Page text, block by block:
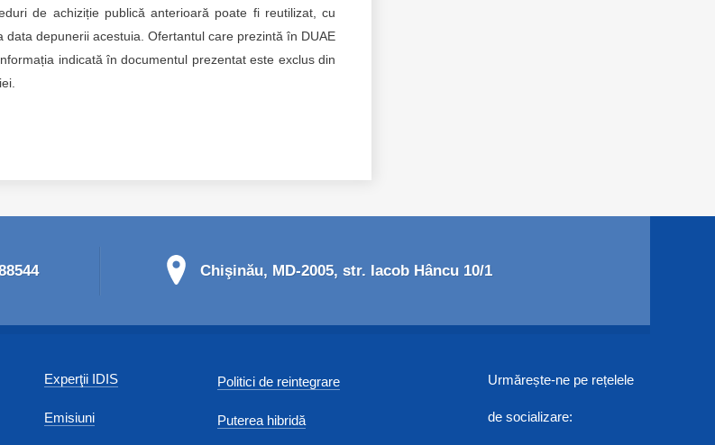
de achiziție publică anterioară poate fi reutilizat, cu
depunerii acestuia. Ofertantul care prezintă în DUAE
indicată în documentul prezentat este exclus din
Chişinău, MD-2005, str. Iacob Hâncu 10/1
Experţii IDIS
Emisiuni
Politici de reintegrare
Puterea hibridă
Urmărește-ne pe rețelele
de socializare: